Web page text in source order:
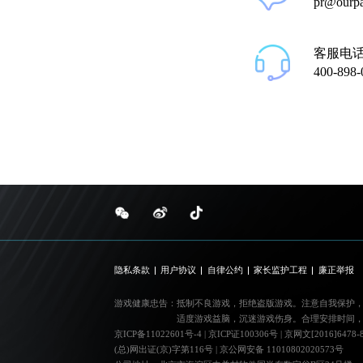
客服电
400-
隐私条款 用户协议 自律公约 家长监护工程 廉正举报
游戏健康忠告： 抵制不良游戏，拒绝盗版游戏。注意自我保护
适度游戏益脑，沉迷游戏伤身。合理安排时间
京ICP备11022601号-4| 京ICP证100306号
京网文[2016]6478-
(总)网出证(京)字第116号|
京公网安备 11010802020573号